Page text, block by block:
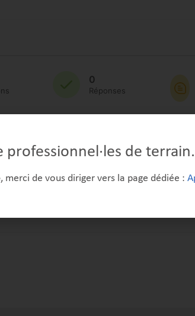
0
Réponses
de terrain.
, merci de vous diriger vers la page dédiée :